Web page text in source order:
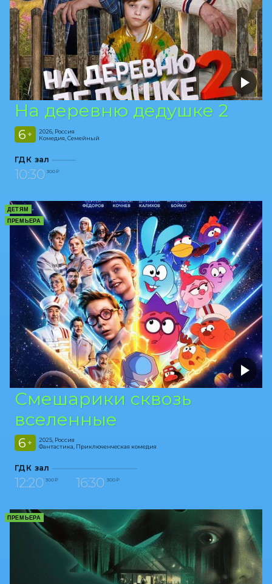
На деревню дедушке 2
6 +
2026, Россия
Комедия, Семейный
ГДК зал
10:30 300 ₽
ДЕТЯМ
ПРЕМЬЕРА
Смешарики сквозь
вселенные
6 +
2025, Россия
Фантастика, Приключенческая комедия
ГДК зал
12:20 300 ₽ 16:30 300 ₽
ПРЕМЬЕРА